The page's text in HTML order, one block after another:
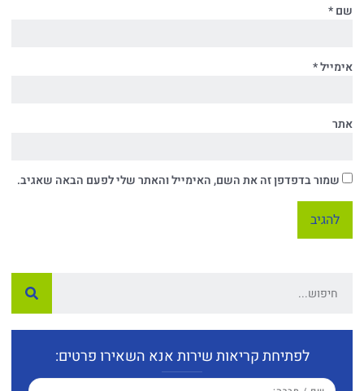
שם*
אימייל*
אתר
שמור בדפדפן זה את השם, האימייל והאתר שלי לפעם הבאה שאגיב.
לפתיחת קריאות שירות אנא השאירו פרטים: